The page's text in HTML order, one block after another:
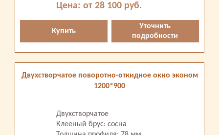
Цена: от 28 100 руб.
Купить
Уточнить
подробности
Двухстворчатое поворотно-откидное окно эконом
1200*900
Двухстворчатое
Клееный брус: сосна